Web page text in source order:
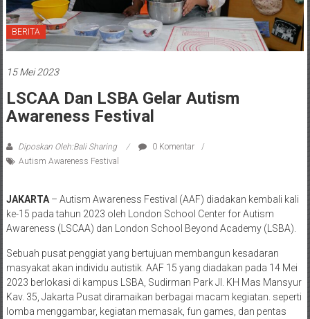
BERITA
15 Mei 2023
LSCAA Dan LSBA Gelar Autism
Awareness Festival
Diposkan Oleh:Bali Sharing
0 Komentar
Autism Awareness Festival
JAKARTA– Autism Awareness Festival (AAF) diadakan kembali kali
ke-15 pada tahun 2023 oleh London School Center for Autism
Awareness (LSCAA) dan London School Beyond Academy (LSBA).
Sebuah pusat penggiat yang bertujuan membangun kesadaran
masyakat akan individu autistik. AAF 15 yang diadakan pada 14 Mei
2023 berlokasi di kampus LSBA, Sudirman Park Jl. KH Mas Mansyur
Kav. 35, Jakarta Pusat diramaikan berbagai macam kegiatan. seperti
lomba menggambar, kegiatan memasak, fun games, dan pentas